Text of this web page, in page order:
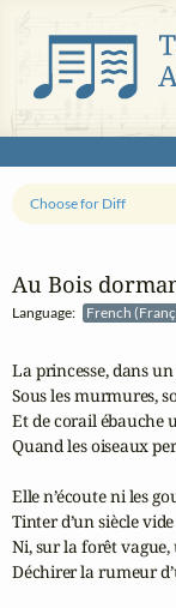
Au Bois
Language: French
Choose for Diff
La princesse, dans
Sous les murmures,
Et de corail ébauche
Quand les oiseaux
Elle n’écoute ni les
Tinter d’un siècle
Ni, sur la forêt
Déchirer la rumeur